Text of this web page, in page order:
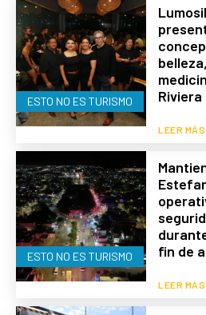
ESTO NO ES TURISMO
Riviera
LEER MÁS
ESTO NO ES TURISMO
fin de
LEER MÁS